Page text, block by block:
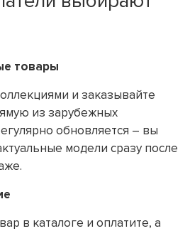
товары
и заказывайте
из зарубежных
обновляется – вы
модели сразу после
в каталоге и оплатите, а